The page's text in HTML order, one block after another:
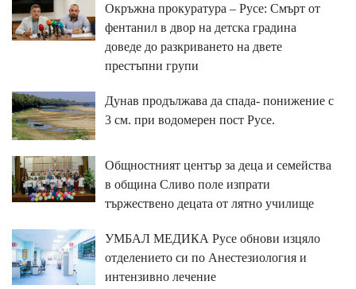
Окръжна прокуратура – Русе: Смърт от
фентанил в двор на детска градина
доведе до разкриването на двете
престъпни групи
Дунав продължава да спада- понижение с
3 см. при водомерен пост Русе.
Общностният център за деца и семейства
в община Сливо поле изпрати
тържествено децата от лятно училище
УМБАЛ МЕДИКА Русе обнови изцяло
отделението си по Анестезиология и
интензивно лечение